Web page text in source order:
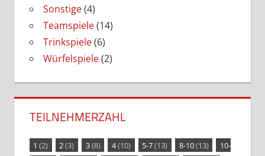
Sonstige(4)
Teamspiele(14)
Trinkspiele(6)
Würfelspiele(2)
TEILNEHMERZAHL
1 (2) 2(3) 3(8) 4(10) 5-7(13) 8-10(13)
10-